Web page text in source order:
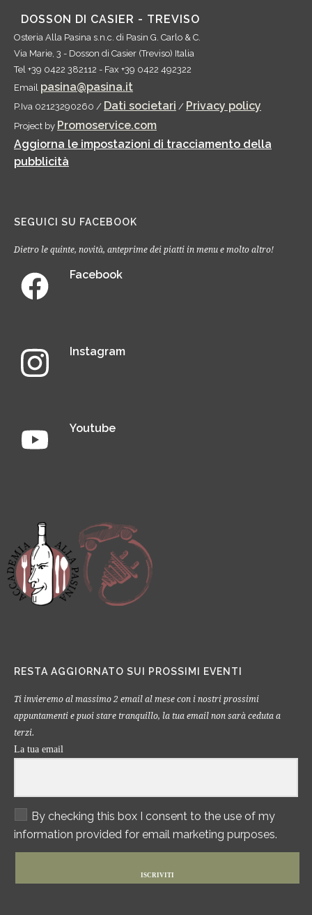
DOSSON DI CASIER - TREVISO
Osteria Alla Pasina s.n.c. di Pasin G. Carlo & C.
Via Marie, 3 - Dosson di Casier (Treviso) Italia
Tel +39 0422 382112 - Fax +39 0422 492322
Email pasina@pasina.it
P.Iva 02123290260 / Dati societari / Privacy policy
Project by Promoservice.com
Aggiorna le impostazioni di tracciamento della
pubblicità
SEGUICI SU FACEBOOK
Dietro le quinte, novità, anteprime dei piatti in menu e molto altro!
Facebook
Instagram
Youtube
RESTA AGGIORNATO SUI PROSSIMI EVENTI
Ti invieremo al massimo 2 email al mese con i nostri prossimi
appuntamenti e puoi stare tranquillo, la tua email non sarà ceduta a
terzi.
La tua email
By checking this box I consent to the use of my
information provided for email marketing purposes.
ISCRIVITI